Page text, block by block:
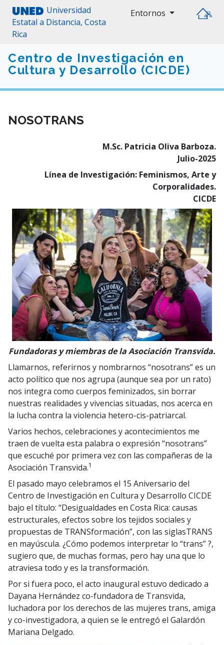
Universidad
Estatal a Distancia, Costa
Rica
Entornos
Centro de Investigación en
Cultura y Desarrollo (CICDE)
NOSOTRANS
M.Sc. Patricia Oliva Barboza.
Julio-2025
Línea de Investigación: Feminismos, Arte y
Corporalidades.
CICDE
Fundadoras y miembras de la Asociación Transvida.
Llamarnos, referirnos y nombrarnos “nosotrans” es un
acto político que nos agrupa (aunque sea por un rato)
nos integra como cuerpos feminizados, sin borrar
nuestras realidades y vivencias situadas, nos acerca en
la lucha contra la violencia hetero-cis-patriarcal.
Varios hechos, celebraciones y acontecimientos me
traen de vuelta esta palabra o expresión “nosotrans”
que escuché por primera vez con las compañeras de la
Asociación Transvida.1
El pasado mayo celebramos el 15 Aniversario del
Centro de Investigación en Cultura y Desarrollo CICDE
bajo el título: “Desigualdades en Costa Rica: causas
estructurales, efectos sobre los tejidos sociales y
propuestas de TRANSformación”, con las siglasTRANS
en mayúscula. ¿Cómo podemos interpretar lo “trans” ?,
sugiero que, de muchas formas, pero hay una que lo
atraviesa todo y es la transformación.
Por si fuera poco, el acto inaugural estuvo dedicado a
Dayana Hernández co-fundadora de Transvida,
luchadora por los derechos de las mujeres trans, amiga
y co-investigadora, a quien se le entregó el Galardón
Mariana Delgado.